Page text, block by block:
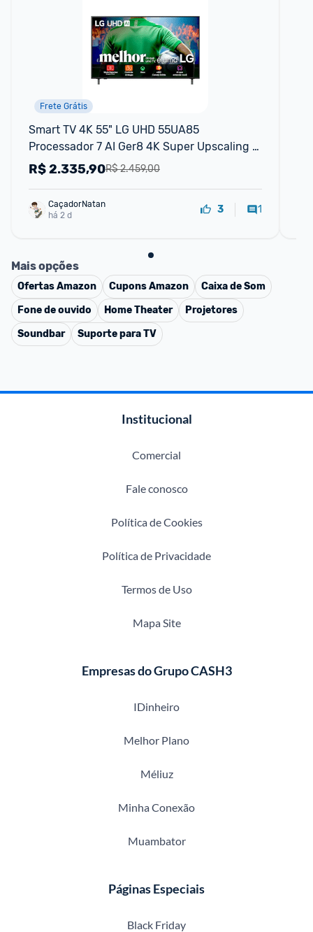
Frete Grátis
Smart TV 4K 55" LG UHD 55UA85
Processador 7 AI Ger8 4K Super Upscaling
Google Cast Alexa Integrado Controle AI
R$ 2.459,00
R$2.335,90
CaçadorNatan
há 2 d
3 1
Mais opções
OfertasAmazon CuponsAmazon
Caixa de Som
Fone de ouvido
Home Theater
Projetores
Soundbar
Suporte para TV
Institucional
Comercial
Fale conosco
Política de Cookies
Política de Privacidade
Termos de Uso
Mapa Site
Empresas do Grupo CASH3
IDinheiro
Melhor Plano
Méliuz
Minha Conexão
Muambator
Páginas Especiais
Black Friday